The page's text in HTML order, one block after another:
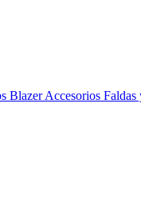
BlazerAccesorios Faldas